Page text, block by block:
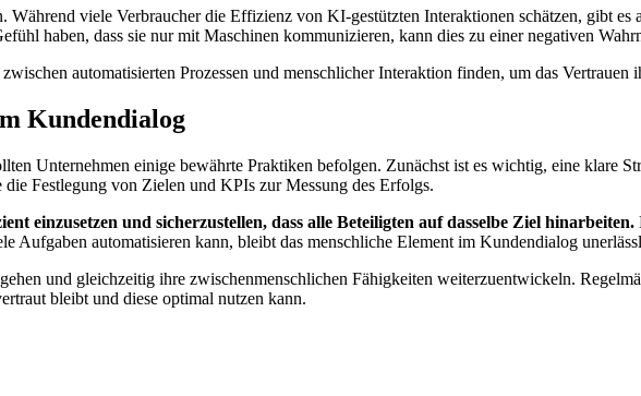
viele Verbraucher die Effizienz von KI-gestützten Interaktionen schätzen, gibt es
haben, dass sie nur mit Maschinen kommunizieren, kann dies zu einer negativen
automatisierten Prozessen und menschlicher Interaktion finden, um das
Kundendialog
Unternehmen einige bewährte Praktiken befolgen. Zunächst ist es wichtig, eine klare
Festlegung von Zielen und KPIs zur Messung des Erfolgs.
einzusetzen und sicherzustellen, dass alle Beteiligten auf dasselbe Ziel hinarbeiten.
automatisieren kann, bleibt das menschliche Element im Kundendialog
und gleichzeitig ihre zwischenmenschlichen Fähigkeiten weiterzuentwickeln.
bleibt und diese optimal nutzen kann.